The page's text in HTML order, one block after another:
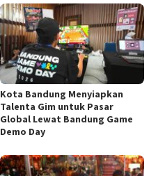
Kota Bandung Menyiapkan
Talenta Gim untuk Pasar
Global Lewat Bandung Game
Demo Day